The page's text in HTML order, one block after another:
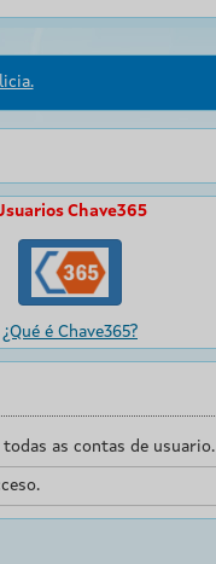
Chave365
¿Qué é Chave365?
as contas de usuario.